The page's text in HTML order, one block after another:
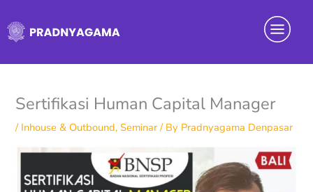
to
content
Menu
Sertifikasi Human Capital Manager
/ Inhouse & Outbound,Seminar/ By Pradnyagama Denpasar